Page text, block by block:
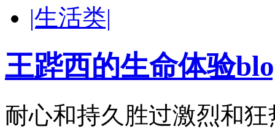
|生活类|
王跸西的生命体验
耐心和持久胜过激烈和